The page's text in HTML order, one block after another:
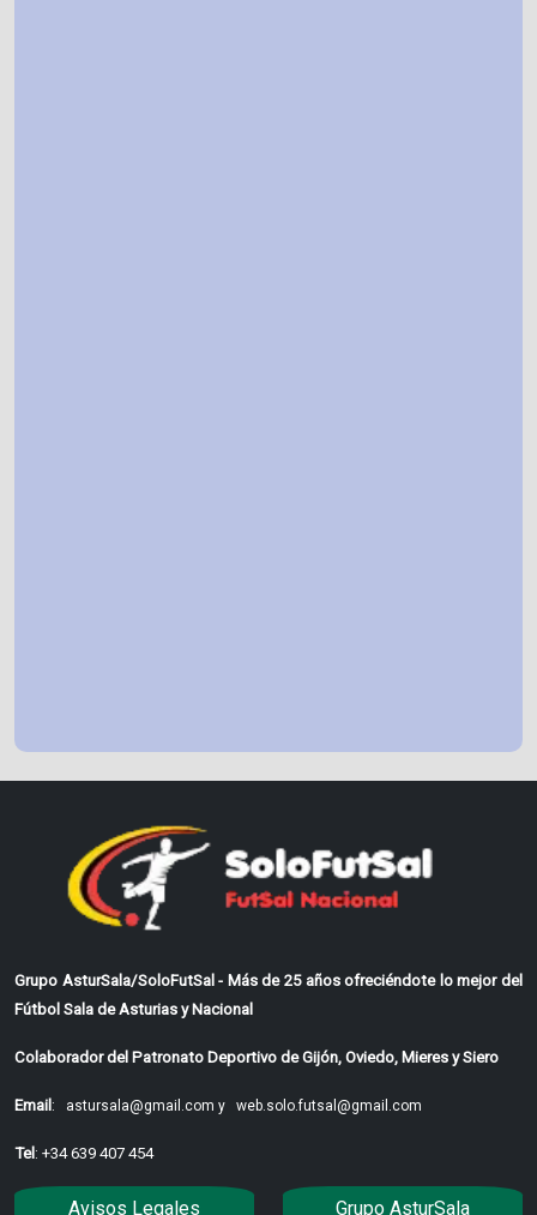
Grupo AsturSala/SoloFutSal - Más de 25 años ofreciéndote lo mejor del
Fútbol Sala de Asturias y Nacional
Colaborador del Patronato Deportivo de Gijón, Oviedo, Mieres y Siero
Email: astursala@gmail.com y web.solo.futsal@gmail.com
Tel: +34 639 407 454
Avisos Legales Grupo AsturSala